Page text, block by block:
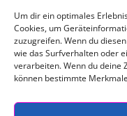
Um dir ein optimales
Cookies, um
zuzugreifen. Wenn du
wie das Surfverhalten oder
verarbeiten. Wenn du deine
können bestimmte
Service
Impressum